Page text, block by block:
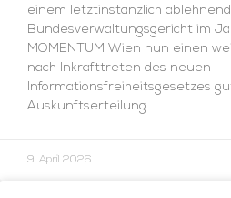
einem letztinstanzlich
Bundesverwaltungsgericht im
MOMENTUM Wien nun einen
nach Inkrafttreten des neuen
Informationsfreiheitsgesetzes
Auskunftserteilung.
9. April 2026